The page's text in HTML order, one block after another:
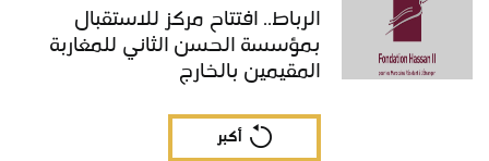
الرباط.. افتتاح مركز للاستقبال
بمؤسسة الحسن الثاني للمغاربة
المقيمين بالخارج
أكبر